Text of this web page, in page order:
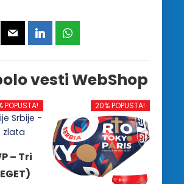
vesti WebShop
POPUSTA!
– Tri
20% POPUSTA!